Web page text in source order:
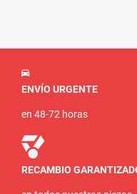
ENVÍO URGENTE
en 48-72 horas
RECAMBIO